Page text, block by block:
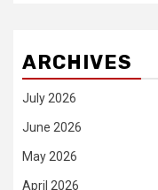
ARCHIVES
July 2026
June 2026
May 2026
April 2026